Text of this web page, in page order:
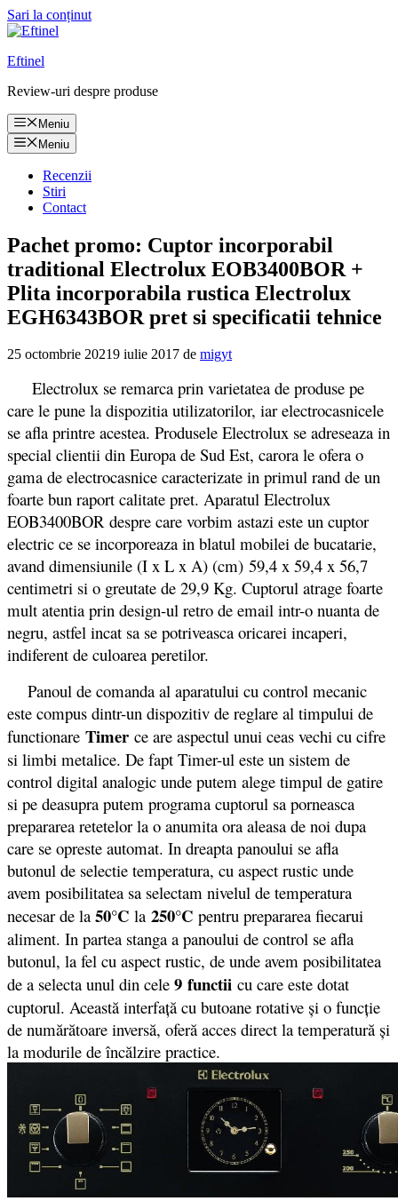
Sari la conținut
Eftinel
Review-uri despre produse
Meniu
Meniu
Recenzii
Stiri
Contact
Pachet promo: Cuptor incorporabil
traditional Electrolux EOB3400BOR +
Plita incorporabila rustica Electrolux
EGH6343BOR pret si specificatii tehnice
25 octombrie 20219 iulie 2017 de migyt
Electrolux se remarca prin varietatea de produse pe
care le pune la dispozitia utilizatorilor, iar electrocasnicele
se afla printre acestea. Produsele Electrolux se adreseaza in
special clientii din Europa de Sud Est, carora le ofera o
gama de electrocasnice caracterizate in primul rand de un
foarte bun raport calitate pret. Aparatul Electrolux
EOB3400BOR despre care vorbim astazi este un cuptor
electric ce se incorporeaza in blatul mobilei de bucatarie,
avand dimensiunile (I x L x A) (cm) 59,4 x 59,4 x 56,7
centimetri si o greutate de 29,9 Kg. Cuptorul atrage foarte
mult atentia prin design-ul retro de email intr-o nuanta de
negru, astfel incat sa se potriveasca oricarei incaperi,
indiferent de culoarea peretilor.
Panoul de comanda al aparatului cu control mecanic
este compus dintr-un dispozitiv de reglare al timpului de
functionare Timer ce are aspectul unui ceas vechi cu cifre
si limbi metalice. De fapt Timer-ul este un sistem de
control digital analogic unde putem alege timpul de gatire
si pe deasupra putem programa cuptorul sa porneasca
prepararea retetelor la o anumita ora aleasa de noi dupa
care se opreste automat. In dreapta panoului se afla
butonul de selectie temperatura, cu aspect rustic unde
avem posibilitatea sa selectam nivelul de temperatura
necesar de la 50°C la 250°C pentru prepararea fiecarui
aliment. In partea stanga a panoului de control se afla
butonul, la fel cu aspect rustic, de unde avem posibilitatea
de a selecta unul din cele 9 functii cu care este dotat
cuptorul. Această interfaţă cu butoane rotative şi o funcţie
de numărătoare inversă, oferă acces direct la temperatură şi
la modurile de încălzire practice.